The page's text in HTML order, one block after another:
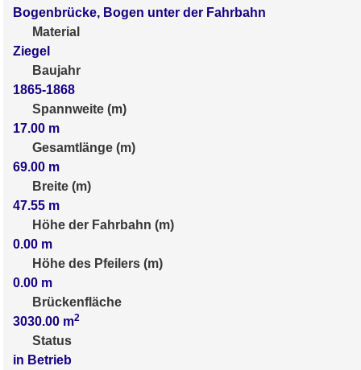
Bogenbrücke, Bogen unter der Fahrbahn
Material
Ziegel
Baujahr
1865-1868
Spannweite (m)
17.00 m
Gesamtlänge (m)
69.00 m
Breite (m)
47.55 m
Höhe der Fahrbahn (m)
0.00 m
Höhe des Pfeilers (m)
0.00 m
Brückenfläche
3030.00 m2
Status
in Betrieb